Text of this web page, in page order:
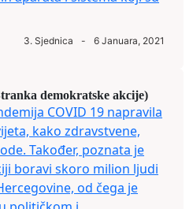
3. Sjednica - 6 Januara, 2021
demokratske akcije)
COVID 19 napravila
kako zdravstvene,
Također, poznata je
boravi skoro milion ljudi
od čega je